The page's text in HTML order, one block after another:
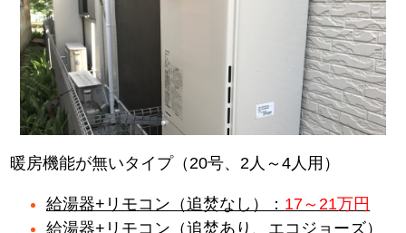
暖房機能が無いタイプ（20号、2人～4人用）
給湯器+リモコン（追焚なし）： 17～21万円
給湯器+リモコン（追焚あり、エコジョーズ）